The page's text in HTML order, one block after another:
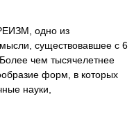
одно из
существовавшее с 6
чем тысячелетнее
форм, в которых
науки,